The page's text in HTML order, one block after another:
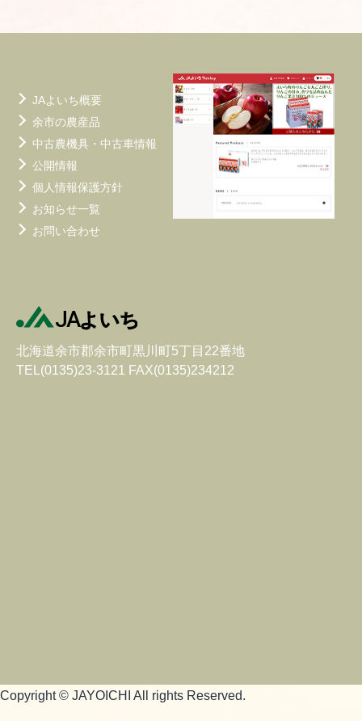
ョ
JAよいち概要
余市の農産品
中古農機具・中古車情報
公開情報
個人情報保護方針
お知らせ一覧
お問い合わせ
北海道余市郡余市町黒川町5丁目22番地
TEL(0135)23-3121 FAX(0135)234212
Copyright © JAYOICHI All rights Reserved.